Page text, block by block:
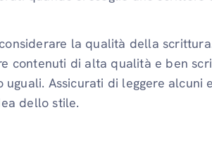
la qualità della
contenuti di alta qualità e ben
Assicurati di leggere alcuni
dello stile.